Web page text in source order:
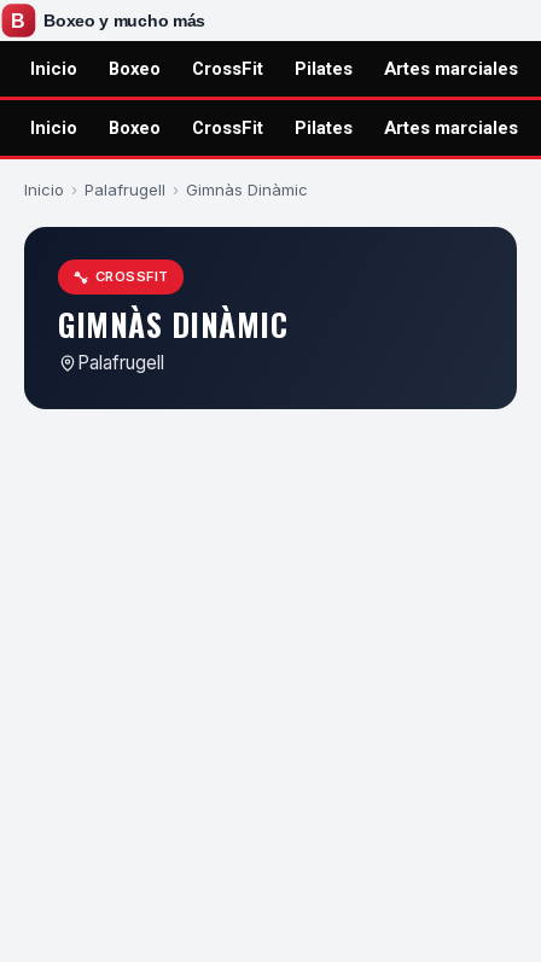
Inicio Boxeo CrossFit Pilates Artes marciales
Inicio Boxeo CrossFit Pilates Artes marciales
Inicio › Palafrugell › Gimnàs Dinàmic
CROSSFIT
GIMNÀS DINÀMIC
Palafrugell